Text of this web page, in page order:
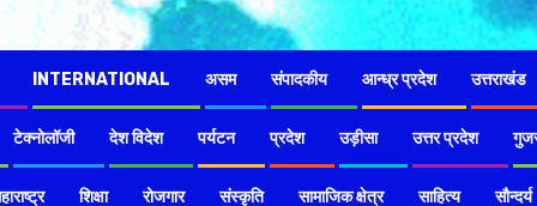
INTERNATIONAL असम संपादकीय आन्ध्र प्रदेश उत्तराखंड
टेक्नोलॉजी देश विदेश पर्यटन प्रदेश उड़ीसा उत्तर प्रदेश
शिक्षा रोजगार संस्कृति सामाजिक क्षेत्र साहित्य सौन्दर्य